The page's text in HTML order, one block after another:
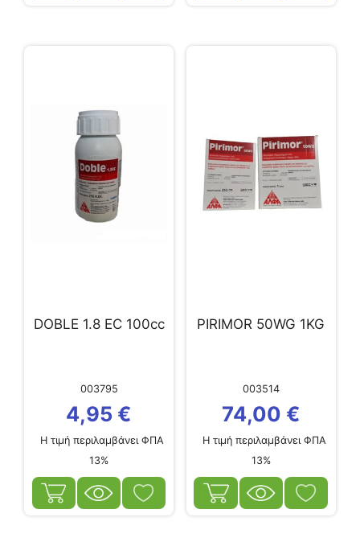
DOBLE 1.8 EC 100cc
003795
4,95 €
Η τιμή περιλαμβάνει ΦΠΑ
13%
PIRIMOR 50WG 1KG
003514
74,00 €
Η τιμή περιλαμβάνει ΦΠΑ
13%